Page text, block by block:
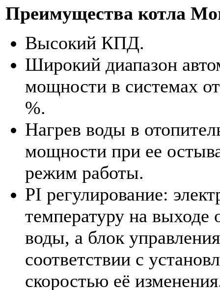
Преимущества котла
Высокий КПД.
Широкий диапазон
мощности в системах
%.
Нагрев воды в
мощности при ее
режим работы.
PI регулирование:
температуру на выходе
воды, а блок
соответствии с
скоростью её